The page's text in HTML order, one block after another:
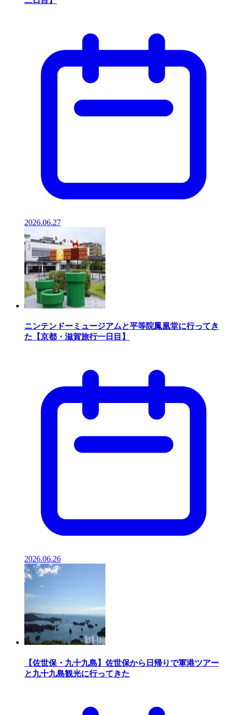
2026.06.27
ニンテンドーミュージアムと平等院鳳凰堂に行ってき
た【京都・滋賀旅行一日目】
2026.06.26
【佐世保・九十九島】佐世保から日帰りで軍港ツアー
と九十九島観光に行ってきた